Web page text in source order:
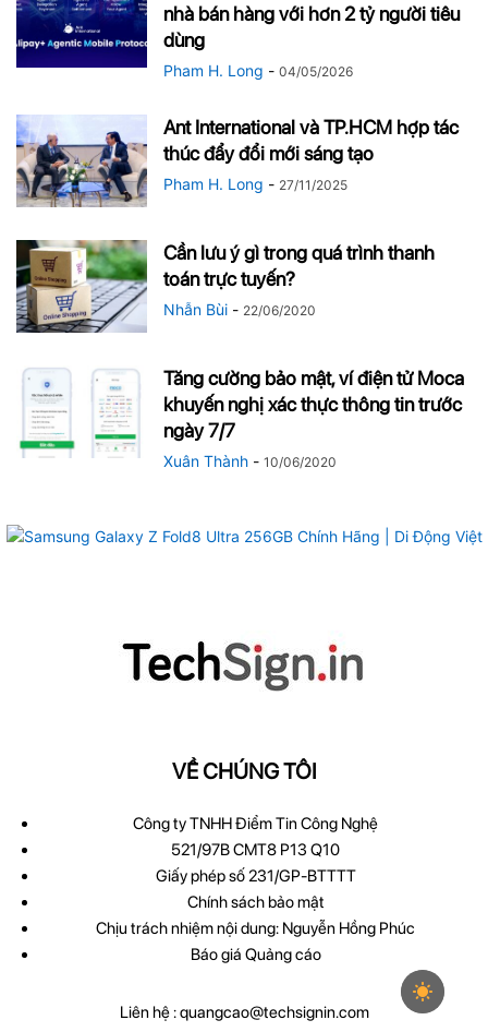
nhà bán hàng với hơn 2 tỷ người tiêu
dùng
Pham H. Long - 04/05/2026
Ant International và TP.HCM hợp tác
thúc đẩy đổi mới sáng tạo
Pham H. Long - 27/11/2025
Cần lưu ý gì trong quá trình thanh
toán trực tuyến?
Nhẫn Bùi - 22/06/2020
Tăng cường bảo mật, ví điện tử Moca
khuyến nghị xác thực thông tin trước
ngày 7/7
Xuân Thành - 10/06/2020
VỀ CHÚNG TÔI
Công ty TNHH Điểm Tin Công Nghệ
521/97B CMT8 P13 Q10
Giấy phép số 231/GP-BTTTT
Chính sách bảo mật
Chịu trách nhiệm nội dung: Nguyễn Hồng Phúc
Báo giá Quảng cáo
Liên hệ :quangcao@techsignin.com